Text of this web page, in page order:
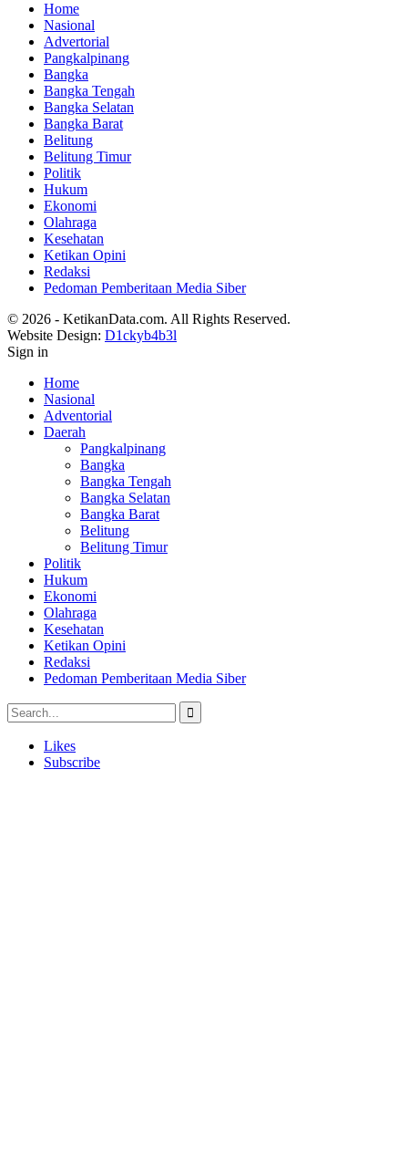
Home
Nasional
Advertorial
Pangkalpinang
Bangka
Bangka Tengah
Bangka Selatan
Bangka Barat
Belitung
Belitung Timur
Politik
Hukum
Ekonomi
Olahraga
Kesehatan
Ketikan Opini
Redaksi
Pedoman Pemberitaan Media Siber
© 2026 - KetikanData.com. All Rights Reserved.
Website Design: D1ckyb4b3l
Sign in
Home
Nasional
Adventorial
Daerah
Pangkalpinang
Bangka
Bangka Tengah
Bangka Selatan
Bangka Barat
Belitung
Belitung Timur
Politik
Hukum
Ekonomi
Olahraga
Kesehatan
Ketikan Opini
Redaksi
Pedoman Pemberitaan Media Siber
Likes
Subscribe